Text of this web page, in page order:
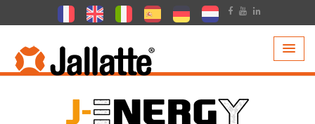
PRODUCTOS > COLECCIONES >